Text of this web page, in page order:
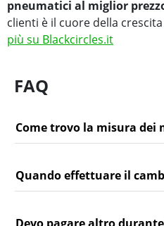
pneumatici al miglior
clienti è il cuore della
più su Blackcircles.it
FAQ
Come trovo la misura dei
Quando effettuare il